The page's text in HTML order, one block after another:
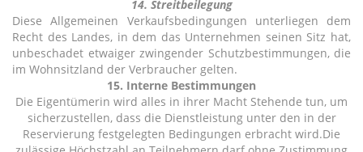
14. Streitbeilegung
Diese Allgemeinen Verkaufsbedingungen unterliegen dem
Recht des Landes, in dem das Unternehmen seinen Sitz hat,
unbeschadet etwaiger zwingender Schutzbestimmungen, die
im Wohnsitzland der Verbraucher gelten.
15. Interne Bestimmungen
Die Eigentümerin wird alles in ihrer Macht Stehende tun, um
sicherzustellen, dass die Dienstleistung unter den in der
Reservierung festgelegten Bedingungen erbracht wird.Die